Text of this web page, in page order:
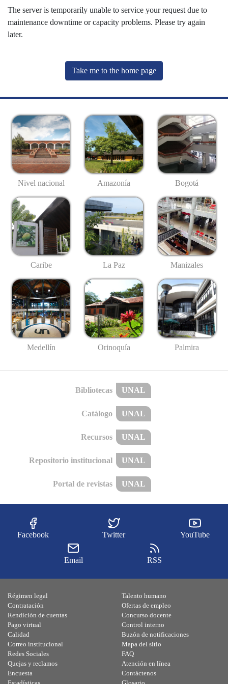
The server is temporarily unable to service your request due to
maintenance downtime or capacity problems. Please try again
later.
Take me to the home page
Nivel nacional Amazonía Bogotá
Caribe La Paz Manizales
Medellín Orinoquía Palmira
Bibliotecas UNAL
Catálogo UNAL
Recursos UNAL
Repositorio institucional UNAL
Portal de revistas UNAL
Facebook Twitter YouTube
Email RSS
Régimen legal
Contratación
Rendición de cuentas
Pago virtual
Calidad
Talento humano
Ofertas de empleo
Concurso docente
Control interno
Buzón de notificaciones
Correo institucional
Redes Sociales
Quejas y reclamos
Encuesta
Mapa del sitio
FAQ
Atención en línea
Contáctenos